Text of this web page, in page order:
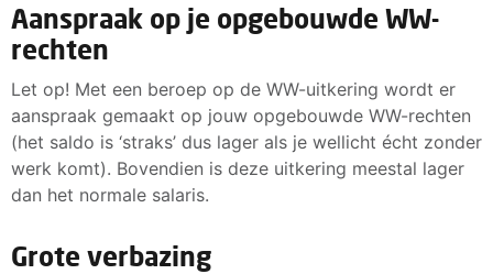
Aanspraak op je opgebouwde WW-
rechten
Let op! Met een beroep op de WW-uitkering wordt er
aanspraak gemaakt op jouw opgebouwde WW-rechten
(het saldo is ‘straks’ dus lager als je wellicht écht zonder
werk komt). Bovendien is deze uitkering meestal lager
dan het normale salaris.
Grote verbazing